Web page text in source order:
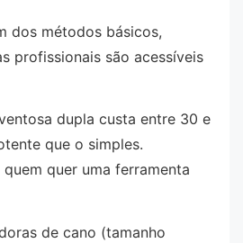
dos métodos básicos,
profissionais são acessíveis
dupla custa entre 30 e
que o simples.
quer uma ferramenta
de cano (tamanho